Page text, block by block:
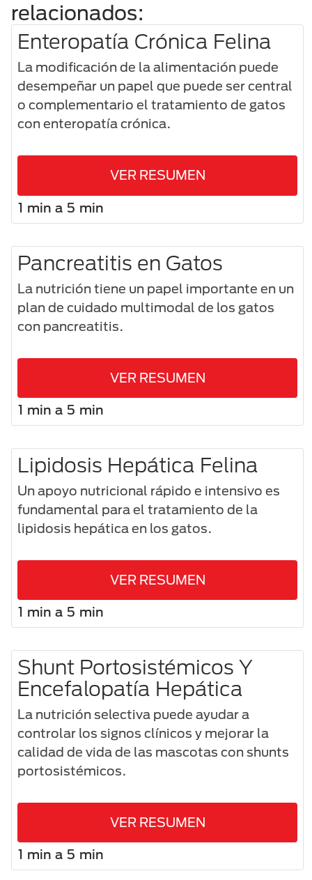
relacionados:
Enteropatía Crónica Felina
La modificación de la alimentación puede
desempeñar un papel que puede ser central
o complementario el tratamiento de gatos
con enteropatía crónica.
VER RESUMEN
1 min a 5 min
Pancreatitis en Gatos
La nutrición tiene un papel importante en un
plan de cuidado multimodal de los gatos
con pancreatitis.
VER RESUMEN
1 min a 5 min
Lipidosis Hepática Felina
Un apoyo nutricional rápido e intensivo es
fundamental para el tratamiento de la
lipidosis hepática en los gatos.
VER RESUMEN
1 min a 5 min
Shunt Portosistémicos Y
Encefalopatía Hepática
La nutrición selectiva puede ayudar a
controlar los signos clínicos y mejorar la
calidad de vida de las mascotas con shunts
portosistémicos.
VER RESUMEN
1 min a 5 min